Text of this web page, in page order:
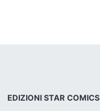
EDIZIONI STAR COMICS